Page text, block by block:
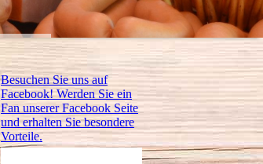
Besuchen Sie uns auf
Facebook! Werden Sie ein
Fan unserer Facebook Seite
und erhalten Sie besondere
Vorteile.